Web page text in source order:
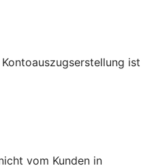
ist
vom Kunden in